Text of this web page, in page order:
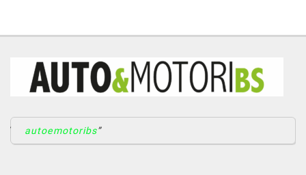
autoemotoribs